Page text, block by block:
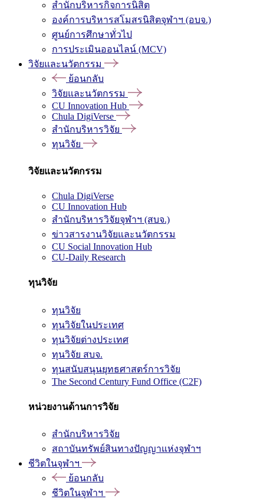
สำนักบริหารกิจการนิสิต
องค์การบริหารสโมสรนิสิตจุฬาฯ (อบจ.)
ศูนย์การศึกษาทั่วไป
การประเมินออนไลน์ (MCV)
วิจัยและนวัตกรรม
ย้อนกลับ
วิจัยและนวัตกรรม
CU Innovation Hub
Chula DigiVerse
สำนักบริหารวิจัย
ทุนวิจัย
วิจัยและนวัตกรรม
Chula DigiVerse
CU Innovation Hub
สำนักบริหารวิจัยจุฬาฯ (สบจ.)
ข่าวสารงานวิจัยและนวัตกรรม
CU Social Innovation Hub
CU-Daily Research
ทุนวิจัย
ทุนวิจัย
ทุนวิจัยในประเทศ
ทุนวิจัยต่างประเทศ
ทุนวิจัย สบจ.
ทุนสนับสนุนยุทธศาสตร์การวิจัย
The Second Century Fund Office (C2F)
หน่วยงานด้านการวิจัย
สำนักบริหารวิจัย
สถาบันทรัพย์สินทางปัญญาแห่งจุฬาฯ
ชีวิตในจุฬาฯ
ย้อนกลับ
ชีวิตในจุฬาฯ